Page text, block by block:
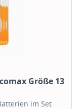
Größe 13
im Set